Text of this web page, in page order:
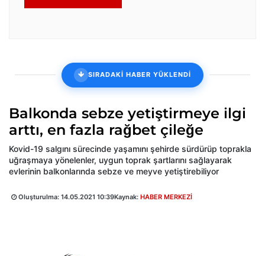
SIRADAKİ HABER YÜKLENDİ
Balkonda sebze yetiştirmeye ilgi
arttı, en fazla rağbet çileğe
Kovid-19 salgını sürecinde yaşamını şehirde sürdürüp toprakla
uğraşmaya yönelenler, uygun toprak şartlarını sağlayarak
evlerinin balkonlarında sebze ve meyve yetiştirebiliyor
Oluşturulma: 14.05.2021 10:39Kaynak: HABER MERKEZİ